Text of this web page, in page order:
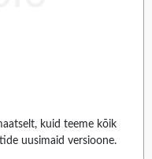
kuid teeme kõik
uusimaid versioone.